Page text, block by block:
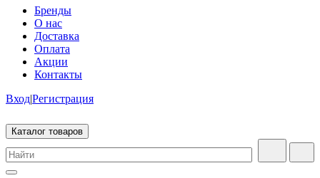
Бренды
О нас
Доставка
Оплата
Акции
Контакты
Вход|Регистрация
Каталог товаров